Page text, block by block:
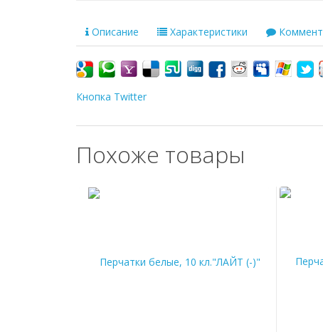
Описание Характеристики
Кнопка Twitter
Похоже товары